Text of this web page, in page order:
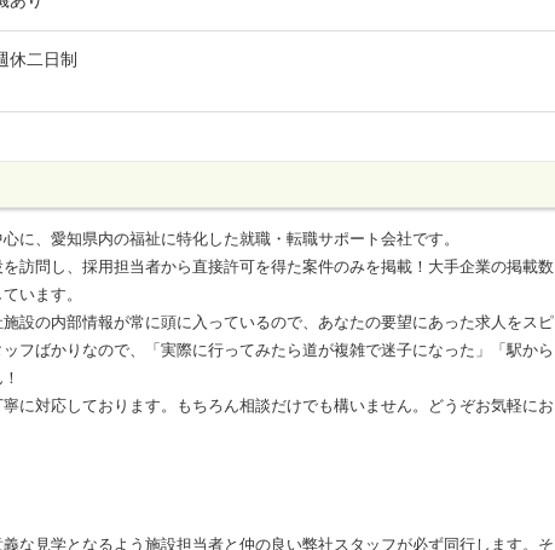
休二日制
に、愛知県内の福祉に特化した就職・転職サポート会社です。
訪問し、採用担当者から直接許可を得た案件のみを掲載！大手企業の掲載数
います。
設の内部情報が常に頭に入っているので、あなたの要望にあった求人をスピ
フばかりなので、「実際に行ってみたら道が複雑で迷子になった」「駅から
に対応しております。もちろん相談だけでも構いません。どうぞお気軽にお
な見学となるよう施設担当者と仲の良い弊社スタッフが必ず同行します。そ